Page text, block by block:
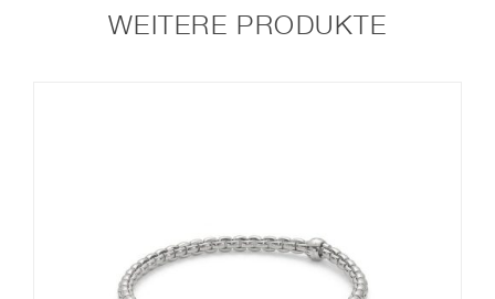
WEITERE PRODUKTE